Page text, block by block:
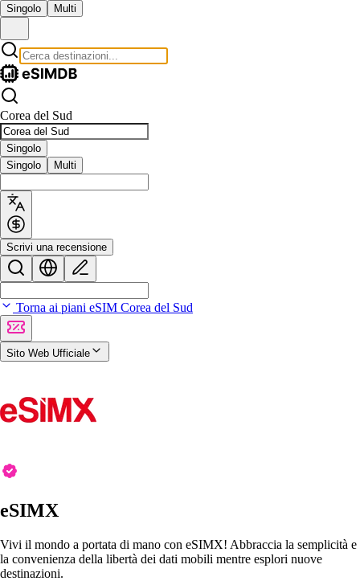
Singolo Multi
Corea del Sud
Singolo
Singolo
Multi
Scrivi una recensione
Torna ai piani eSIM Corea del Sud
Sito Web Ufficiale
eSIMX
Vivi il mondo a portata di mano con eSIMX! Abbraccia la semplicità e
la convenienza della libertà dei dati mobili mentre esplori nuove
destinazioni.